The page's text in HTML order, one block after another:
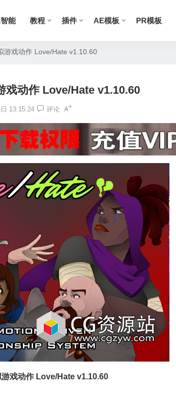
能 教程 插件 AE模板 PR模板
游戏动作 Love/Hate v1.10.60
戏动作 Love/Hate v1.10.60
13:15:24 评论
戏动作 Love/Hate v1.10.60